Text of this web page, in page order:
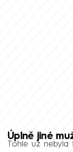
Úplně jiné
Tohle už nebyla